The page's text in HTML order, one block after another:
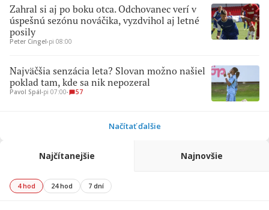
Zahral si aj po boku otca. Odchovanec verí v
úspešnú sezónu nováčika, vyzdvihol aj letné
posily
Peter Cingel∙pi 08:00
Najväčšia senzácia leta? Slovan možno našiel
poklad tam, kde sa nik nepozeral
Pavol Spál∙pi 07:00∙ 57
Načítať ďalšie
Najčítanejšie Najnovšie
4 hod 24 hod 7 dní